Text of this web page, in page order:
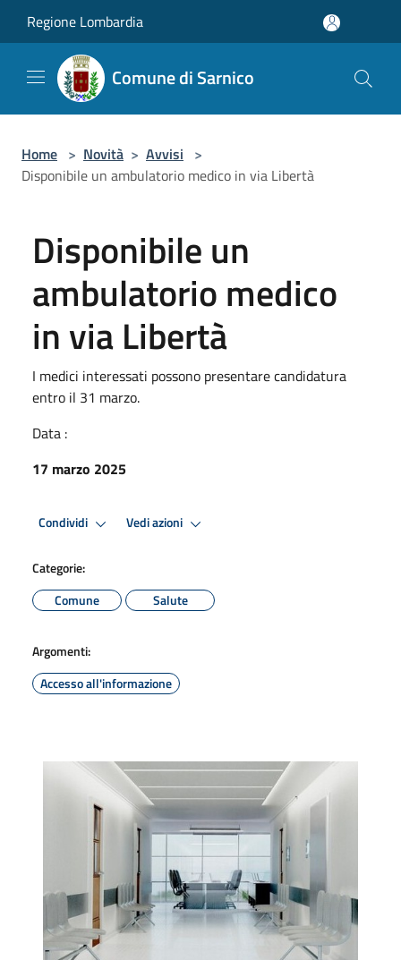
Regione Lombardia
Comune di Sarnico
Home > Novità > Avvisi >
Disponibile un ambulatorio medico in via Libertà
Disponibile un
ambulatorio medico
in via Libertà
I medici interessati possono presentare candidatura
entro il 31 marzo.
Data :
17 marzo 2025
Condividi Vedi azioni
Categorie:
Comune
Salute
Argomenti:
Accesso all'informazione